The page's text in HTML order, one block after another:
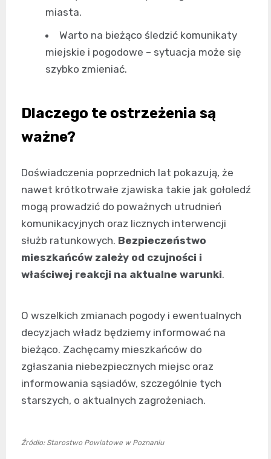
miasta.
Warto na bieżąco śledzić komunikaty
miejskie i pogodowe – sytuacja może się
szybko zmieniać.
Dlaczego te ostrzeżenia są
ważne?
Doświadczenia poprzednich lat pokazują, że
nawet krótkotrwałe zjawiska takie jak gołoledź
mogą prowadzić do poważnych utrudnień
komunikacyjnych oraz licznych interwencji
służb ratunkowych. Bezpieczeństwo
mieszkańców zależy od czujności i
właściwej reakcji na aktualne warunki.
O wszelkich zmianach pogody i ewentualnych
decyzjach władz będziemy informować na
bieżąco. Zachęcamy mieszkańców do
zgłaszania niebezpiecznych miejsc oraz
informowania sąsiadów, szczególnie tych
starszych, o aktualnych zagrożeniach.
Źródło: Starostwo Powiatowe w Poznaniu